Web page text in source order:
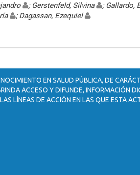
; Gerstenfeld, Silvina ; Gallardo,
; Dagassan, Ezequiel
EN SALUD PÚBLICA, DE
ACCESO Y DIFUNDE, INFORMACIÓN
LÍNEAS DE ACCIÓN EN LAS QUE ESTA